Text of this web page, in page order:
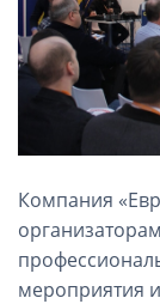
Компания
мероприятия